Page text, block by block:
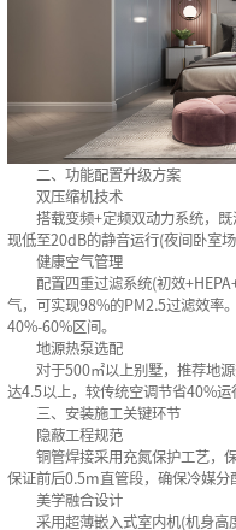
二、功能配置升级方案
双压缩机技术‌
搭载变频+定频双动力系统，既
现低至20dB的静音运行(夜间卧室场
健康空气管理‌
配置四重过滤系统(初效+HEPA+
气，可实现98%的PM2.5过滤效率
40%-60%区间‌。
地源热泵选配‌
对于500㎡以上别墅，推荐地源
达4.5以上，较传统空调节省40%运
三、安装施工关键环节
隐蔽工程规范‌
铜管焊接采用充氮保护工艺，保
保证前后0.5m直管段，确保冷媒分
美学融合设计‌
采用超薄嵌入式室内机(机身高